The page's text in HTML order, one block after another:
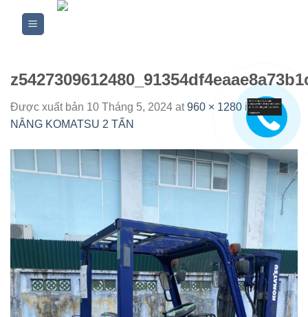
Được xuất bản 10 Tháng 5, 2024 at960 × 1280 inXE
NÂNG KOMATSU 2 TẤN